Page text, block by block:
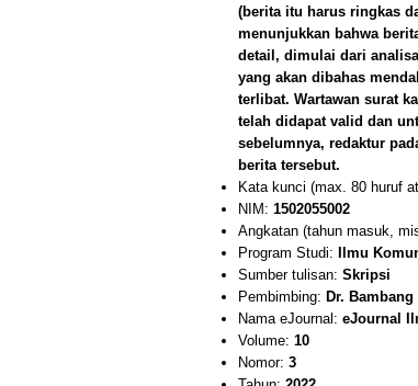
(berita itu harus ringkas
menunjukkan bahwa
detail, dimulai dari
yang akan dibahas
terlibat. Wartawan surat
telah didapat valid dan
sebelumnya, redaktur
berita tersebut.
Kata kunci (max. 80 huruf
NIM: 1502055002
Angkatan (tahun masuk,
Program Studi:
Ilmu
Sumber tulisan: Skripsi
Pembimbing: Dr.
Nama eJournal: eJournal
Volume: 10
Nomor: 3